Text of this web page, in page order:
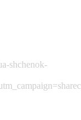
shchenok-